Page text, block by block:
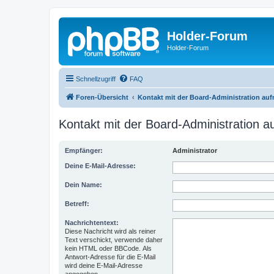
Holder-Forum
Holder-Forum
Schnellzugriff FAQ
Foren-Übersicht Kontakt mit der Board-Administration
Kontakt mit der Board-Administration
Empfänger: Administrator
Deine E-Mail-Adresse:
Dein Name:
Betreff:
Nachrichtentext:
Diese Nachricht wird als reiner
Text verschickt, verwende daher
kein HTML oder BBCode. Als
Antwort-Adresse für die E-Mail
wird deine E-Mail-Adresse